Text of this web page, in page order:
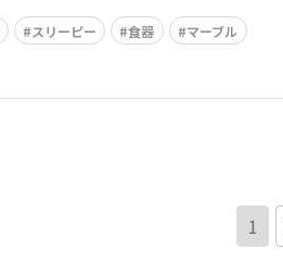
スリーピー 食器 マーブル
1